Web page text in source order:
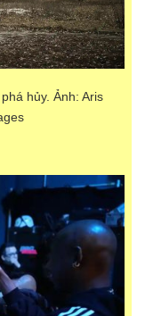
hủy. Ảnh: Aris